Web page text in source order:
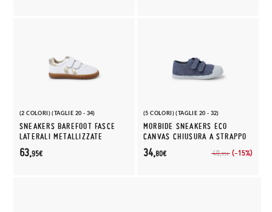
(2 COLORI) (TAGLIE 20 - 34)
SNEAKERS BAREFOOT FASCE
LATERALI METALLIZZATE
63,95€
(5 COLORI) (TAGLIE 20 - 32)
MORBIDE SNEAKERS ECO
CANVAS CHIUSURA A STRAPPO
40,95€ (-15%)
34,80€